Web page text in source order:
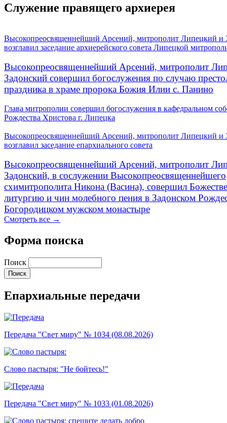
Служение правящего архиерея
Высокопреосвященнейший Арсений, митрополит Липецкий и
возглавил заседание архиерейского совета Липецкой
Высокопреосвященнейший Арсений, митрополит
Задонский совершил богослужения по случаю
праздника в храме пророка Божия Илии с. Панино
Глава митрополии совершил богослужения в кафедральном
Рождества Христова г. Липецка
Высокопреосвященнейший Арсений, митрополит Липецкий и
возглавил заседание епархиального совета
Высокопреосвященнейший Арсений, митрополит
Задонский, в сослужении Высокопреосвященнейшего
схимитрополита Никона (Васина), совершил
литургию и чин молебного пения в Задонском
Богородицком мужском монастыре
Смотреть все →
Форма поиска
Поиск
Епархиальные передачи
Передача "Свет миру" № 1034 (08.08.2026)
Слово пастыря: "Не бойтесь!"
Передача "Свет миру" № 1033 (01.08.2026)